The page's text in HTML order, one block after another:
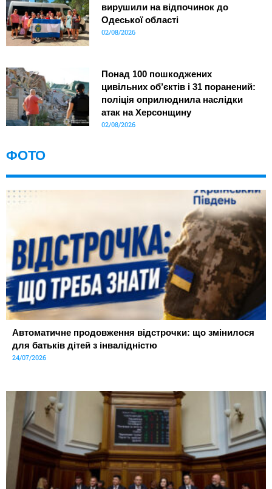
вирушили на відпочинок до
Одеської області
02/08/2026
Понад 100 пошкоджених
цивільних об’єктів і 31 поранений:
поліція оприлюднила наслідки
атак на Херсонщину
02/08/2026
ФОТО
Автоматичне продовження відстрочки: що змінилося
для батьків дітей з інвалідністю
24/07/2026